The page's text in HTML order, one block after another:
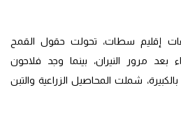
إقليم سطات، تحولت حقول القمح
مرور النيران، بينما وجد فلاحون
شملت المحاصيل الزراعية والتبن